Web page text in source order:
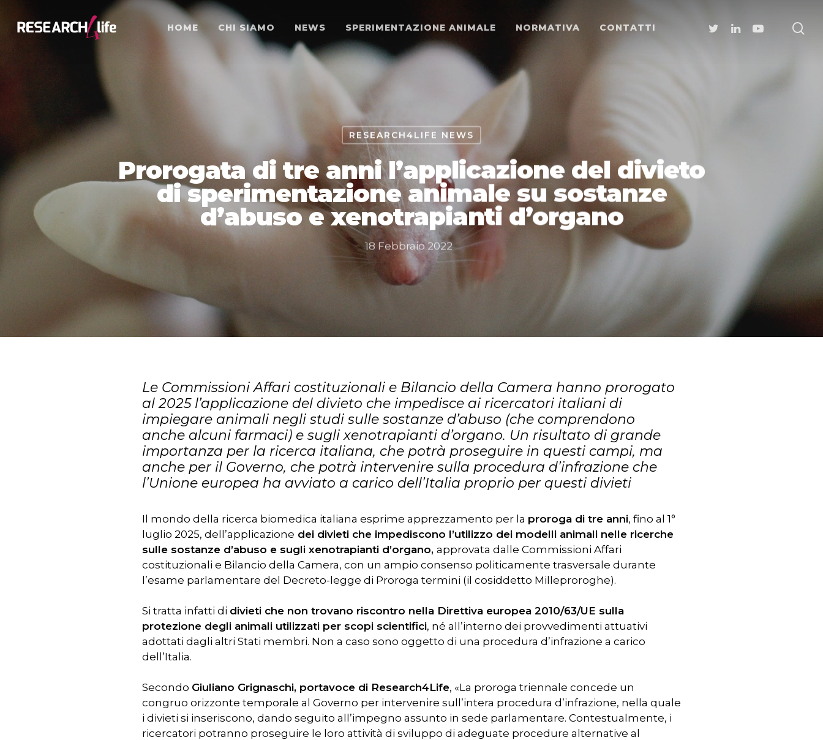
Premere INVIO per cercare o ESC per chiudere
HOME CHI SIAMO NEWS SPERIMENTAZIONE ANIMALE NORMATIVA CONTATTI
RESEARCH4LIFE NEWS
Prorogata di tre anni l’applicazione del divieto
di sperimentazione animale su sostanze
d’abuso e xenotrapianti d’organo
18 Febbraio 2022
Le Commissioni Affari costituzionali e Bilancio della Camera hanno prorogato
al 2025 l’applicazione del divieto che impedisce ai ricercatori italiani di
impiegare animali negli studi sulle sostanze d’abuso (che comprendono
anche alcuni farmaci) e sugli xenotrapianti d’organo. Un risultato di grande
importanza per la ricerca italiana, che potrà proseguire in questi campi, ma
anche per il Governo, che potrà intervenire sulla procedura d’infrazione che
l’Unione europea ha avviato a carico dell’Italia proprio per questi divieti
Il mondo della ricerca biomedica italiana esprime apprezzamento per la proroga di tre anni, fino al 1°
luglio 2025, dell’applicazione dei divieti che impediscono l’utilizzo dei modelli animali nelle ricerche
sulle sostanze d’abuso e sugli xenotrapianti d’organo, approvata dalle Commissioni Affari
costituzionali e Bilancio della Camera, con un ampio consenso politicamente trasversale durante
l’esame parlamentare del Decreto-legge di Proroga termini (il cosiddetto Milleproroghe).
Si tratta infatti di divieti che non trovano riscontro nella Direttiva europea 2010/63/UE sulla
protezione degli animali utilizzati per scopi scientifici, né all’interno dei provvedimenti attuativi
adottati dagli altri Stati membri. Non a caso sono oggetto di una procedura d’infrazione a carico
dell’Italia.
Secondo Giuliano Grignaschi, portavoce di Research4Life, «La proroga triennale concede un
congruo orizzonte temporale al Governo per intervenire sull’intera procedura d’infrazione, nella quale
i divieti si inseriscono, dando seguito all’impegno assunto in sede parlamentare. Contestualmente, i
ricercatori potranno proseguire le loro attività di sviluppo di adeguate procedure alternative al